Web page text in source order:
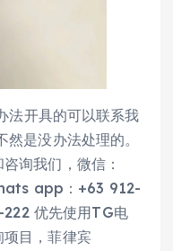
法开具的可以联系我
是没办法处理的。
询我们，微信：
app：+63 912-
优先使用TG电
目，菲律宾